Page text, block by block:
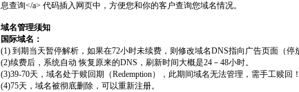
息查询</a> 代码插入网页中，方便您和你的客户查询您域名情况。
域名管理须知
国际域名：
(1) 到期当天暂停解析，如果在72小时未续费，则修改域名DNS指向广告页面（停
(2)续费后，系统自动 恢复原来的DNS，刷新时间大概是24－48小时。
(3)39-70天，域名处于赎回期（Redemption），此期间域名无法管理，需手工赎回！
(4)75天，域名被彻底删除，可以重新注册。